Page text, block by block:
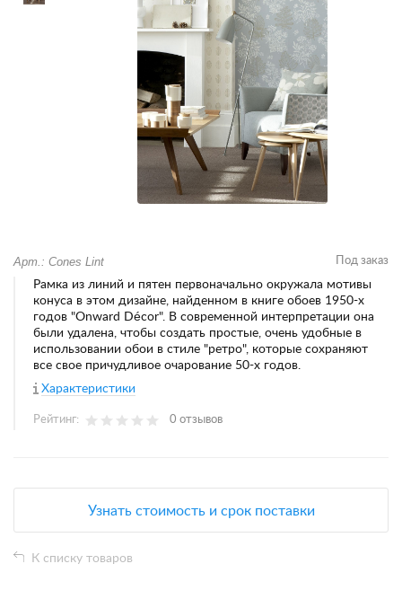
Арт.: Cones Lint Под заказ
Рамка из линий и пятен первоначально окружала мотивы
конуса в этом дизайне, найденном в книге обоев 1950-х
годов "Onward Décor". В современной интерпретации она
были удалена, чтобы создать простые, очень удобные в
использовании обои в стиле "ретро", которые сохраняют
все свое причудливое очарование 50-х годов.
Характеристики
Рейтинг: 0 отзывов
Узнать стоимость и срок поставки
К списку товаров